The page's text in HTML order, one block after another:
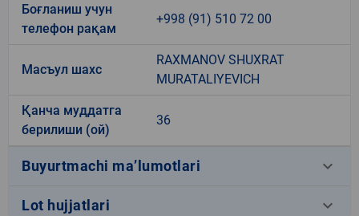
Боғланиш учун
телефон рақам
+998 (91) 510 72 00
Масъул шахс
RAXMANOV SHUXRAT
MURATALIYEVICH
Қанча муддатга
берилиши (ой)
36
Buyurtmachi ma’lumotlari keyboard_arrow_down
Lot hujjatlari keyboard_arrow_down